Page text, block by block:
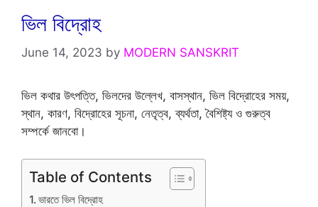
ভিল বিদ্রোহ
June 14, 2023 by MODERN SANSKRIT
ভিল কথার উৎপত্তি, ভিলদের উল্লেখ, বাসস্থান, ভিল বিদ্রোহের সময়,
স্থান, কারণ, বিদ্রোহের সূচনা, নেতৃত্ব, ব্যর্থতা, বৈশিষ্ট্য ও গুরুত্ব
সম্পর্কে জানবো।
Table of Contents
ভারতে ভিল বিদ্রোহ